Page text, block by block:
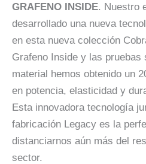
GRAFENO INSIDE. Nuestro
desarrollado una nueva
en esta nueva colección
Grafeno Inside y las pruebas
material hemos obtenido un
en potencia, elasticidad y
Esta innovadora tecnología
fabricación Legacy es la
distanciarnos aún más del
sector.